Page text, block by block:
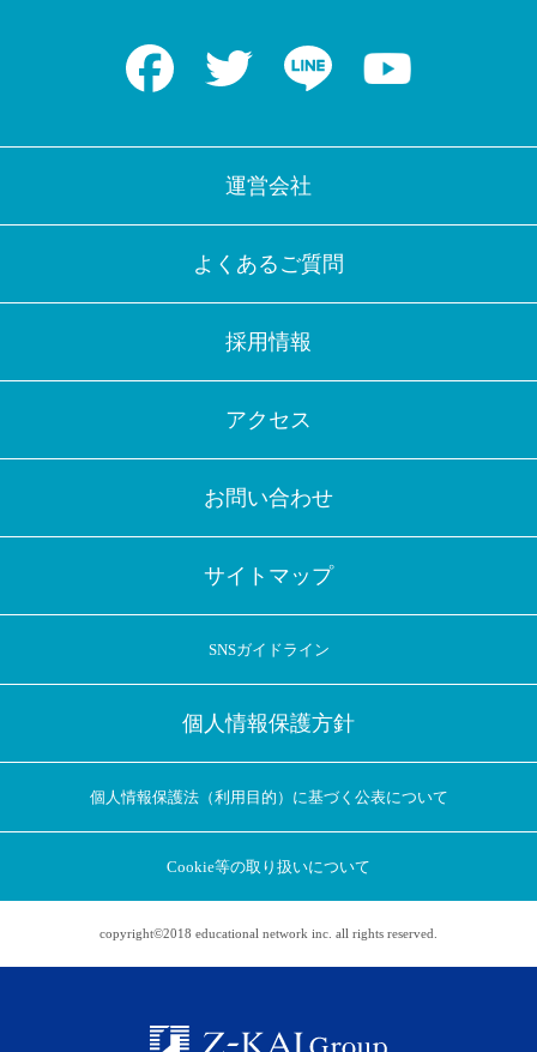
アプリに切り替えてみませんか
アプリ限定のコラムを配信中！
Facebook Twitter LINE
運営会社
よくあるご質問
採用情報
アクセス
お問い合わせ
サイトマップ
SNSガイドライン
個人情報保護方針
個人情報保護法（利用目的）に基づく公表について
Cookie等の取り扱いについて
copyright©2018 educational network inc. all rights reserved.